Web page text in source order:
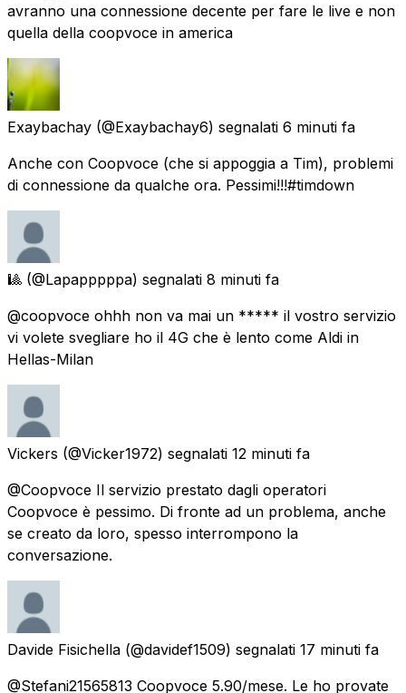
avranno una connessione decente per fare le live e non
quella della coopvoce in america
Exaybachay (@Exaybachay6) segnalati 6 minuti fa
Anche con Coopvoce (che si appoggia a Tim), problemi
di connessione da qualche ora. Pessimi!!!#timdown
🎱 (@Lapapppppa) segnalati 8 minuti fa
@coopvoce ohhh non va mai un ***** il vostro servizio
vi volete svegliare ho il 4G che è lento come Aldi in
Hellas-Milan
Vickers (@Vicker1972) segnalati 12 minuti fa
@Coopvoce Il servizio prestato dagli operatori
Coopvoce è pessimo. Di fronte ad un problema, anche
se creato da loro, spesso interrompono la
conversazione.
Davide Fisichella (@davidef1509) segnalati 17 minuti fa
@Stefani21565813 Coopvoce 5.90/mese. Le ho provate